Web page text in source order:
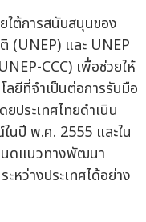
ใต้การสนับสนุนของ
(UNEP) และ UNEP
CCC) เพื่อช่วยให้
ลยีที่จำเป็นต่อการรับมือ
ประเทศไทยดำเนิน
นปี พ.ศ. 2555 และใน
นดแนวทางพัฒนา
หว่างประเทศได้อย่าง